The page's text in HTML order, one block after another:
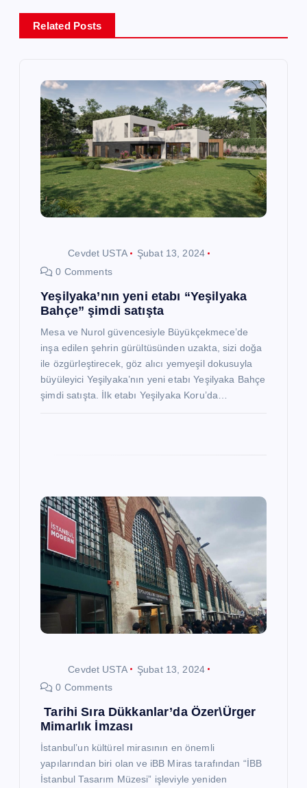
Related Posts
Cevdet USTA
Şubat 13, 2024
0 Comments
Yeşilyaka’nın yeni etabı “Yeşilyaka
Bahçe” şimdi satışta
Mesa ve Nurol güvencesiyle Büyükçekmece’de
inşa edilen şehrin gürültüsünden uzakta, sizi doğa
ile özgürleştirecek, göz alıcı yemyeşil dokusuyla
büyüleyici Yeşilyaka’nın yeni etabı Yeşilyaka Bahçe
şimdi satışta. İlk etabı Yeşilyaka Koru’da…
Cevdet USTA
Şubat 13, 2024
0 Comments
Tarihi Sıra Dükkanlar’da Özer\Ürger
Mimarlık İmzası
İstanbul’un kültürel mirasının en önemli
yapılarından biri olan ve iBB Miras tarafından “İBB
İstanbul Tasarım Müzesi” işleviyle yeniden